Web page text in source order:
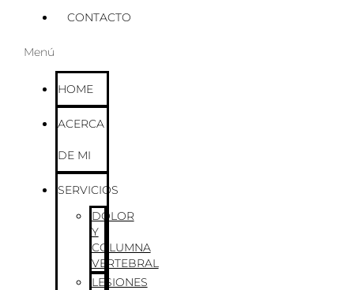
CONTACTO
Menú
HOME
ACERCA
DE MI
SERVICIOS
DOLOR
Y
COLUMNA
VERTEBRAL
LESIONES